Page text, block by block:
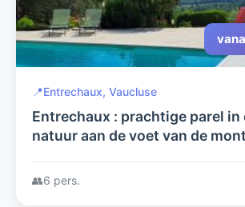
📍Entrechaux, Vaucluse
Entrechaux : prachtige parel
natuur aan de voet van de
👥6 pers.